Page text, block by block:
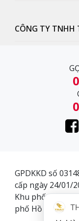
Gương chiếu
Gương chiếu hậu
to bao quát được
CÔNG TY TNHH
GPDKKD số
cấp ngày 24/01/
Khu phố 3,
phố Hồ Chí